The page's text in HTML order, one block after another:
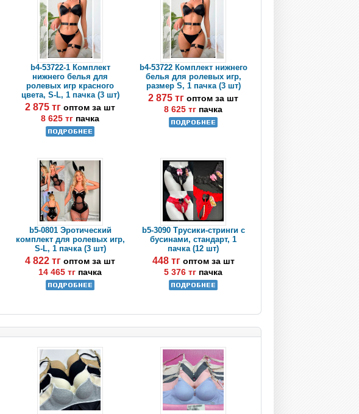
b4-53722-1 Комплект
нижнего белья для
ролевых игр красного
цвета, S-L, 1 пачка (3 шт)
2 875 тгоптом за шт
8 625 тг пачка
b4-53722 Комплект нижнего
белья для ролевых игр,
размер S, 1 пачка (3 шт)
2 875 тгоптом за шт
8 625 тг пачка
b5-0801 Эротический
комплект для ролевых игр,
S-L, 1 пачка (3 шт)
4 822 тгоптом за шт
14 465 тг пачка
b5-3090 Трусики-стринги с
бусинами, стандарт, 1
пачка (12 шт)
448 тг оптом за шт
5 376 тг пачка